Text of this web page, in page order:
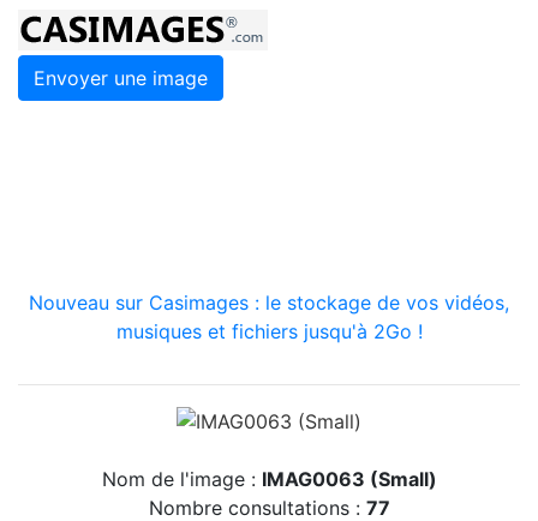
Envoyer une image
Nouveau sur Casimages : le stockage de vos vidéos,
musiques et fichiers jusqu'à 2Go !
Nom de l'image : IMAG0063 (Small)
Nombre consultations : 77